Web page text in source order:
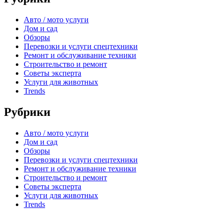
Авто / мото услуги
Дом и сад
Обзоры
Перевозки и услуги спецтехники
Ремонт и обслуживание техники
Строительство и ремонт
Советы эксперта
Услуги для животных
Trends
Рубрики
Авто / мото услуги
Дом и сад
Обзоры
Перевозки и услуги спецтехники
Ремонт и обслуживание техники
Строительство и ремонт
Советы эксперта
Услуги для животных
Trends